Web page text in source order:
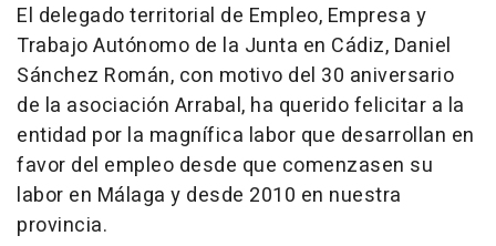
El delegado territorial de Empleo, Empresa y
Trabajo Autónomo de la Junta en Cádiz, Daniel
Sánchez Román, con motivo del 30 aniversario
de la asociación Arrabal, ha querido felicitar a la
entidad por la magnífica labor que desarrollan en
favor del empleo desde que comenzasen su
labor en Málaga y desde 2010 en nuestra
provincia.